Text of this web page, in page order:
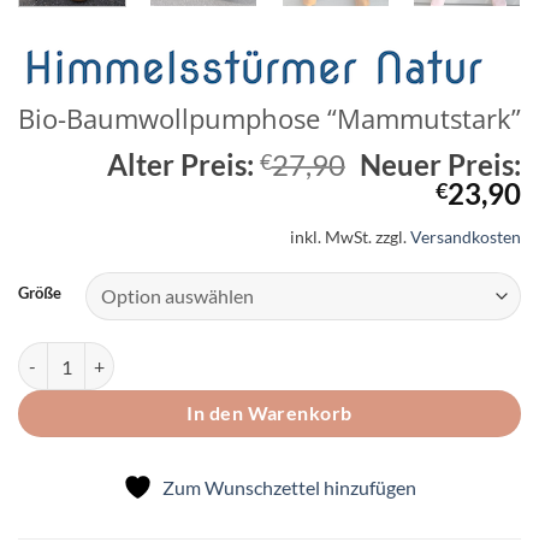
Bio-Baumwollpumphose “Mammutstark”
Alter Preis: €27,90
€27,90
Neuer Preis:
€23,90
inkl. MwSt.zzgl.Versandkosten
Größe
Bio-Baumwollpumphose "Mammutstark" Menge
In den Warenkorb
Zum Wunschzettel hinzufügen